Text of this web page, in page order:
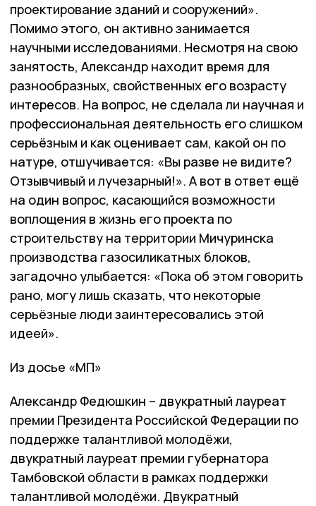
проектирование зданий и сооружений».
Помимо этого, он активно занимается
научными исследованиями. Несмотря на свою
занятость, Александр находит время для
разнообразных, свойственных его возрасту
интересов. На вопрос, не сделала ли научная и
профессиональная деятельность его слишком
серьёзным и как оценивает сам, какой он по
натуре, отшучивается: «Вы разве не видите?
Отзывчивый и лучезарный!». А вот в ответ ещё
на один вопрос, касающийся возможности
воплощения в жизнь его проекта по
строительству на территории Мичуринска
производства газосиликатных блоков,
загадочно улыбается: «Пока об этом говорить
рано, могу лишь сказать, что некоторые
серьёзные люди заинтересовались этой
идеей».
Из досье «МП»
Александр Федюшкин – двукратный лауреат
премии Президента Российской Федерации по
поддержке талантливой молодёжи,
двукратный лауреат премии губернатора
Тамбовской области в рамках поддержки
талантливой молодёжи. Двукратный